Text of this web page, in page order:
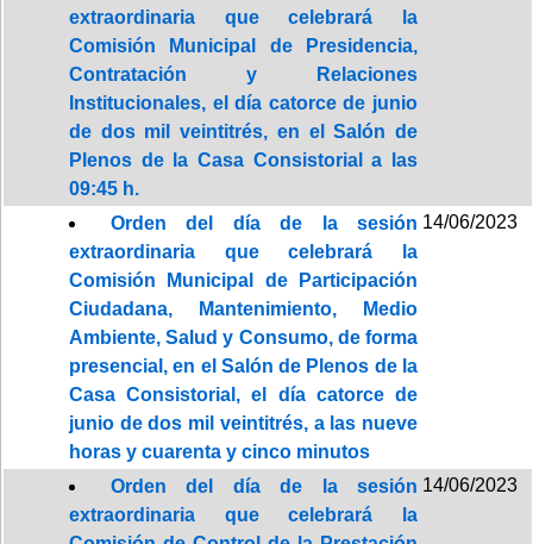
extraordinaria que celebrará la
Comisión Municipal de Presidencia,
Contratación y Relaciones
Institucionales, el día catorce de junio
de dos mil veintitrés, en el Salón de
Plenos de la Casa Consistorial a las
09:45 h.
Orden del día de la sesión
extraordinaria que celebrará la
Comisión Municipal de Participación
Ciudadana, Mantenimiento, Medio
Ambiente, Salud y Consumo, de forma
presencial, en el Salón de Plenos de la
Casa Consistorial, el día catorce de
junio de dos mil veintitrés, a las nueve
horas y cuarenta y cinco minutos
14/06/2023
Orden del día de la sesión
extraordinaria que celebrará la
14/06/2023